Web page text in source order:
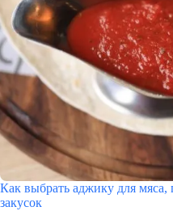
Как выбрать аджику для
закусок